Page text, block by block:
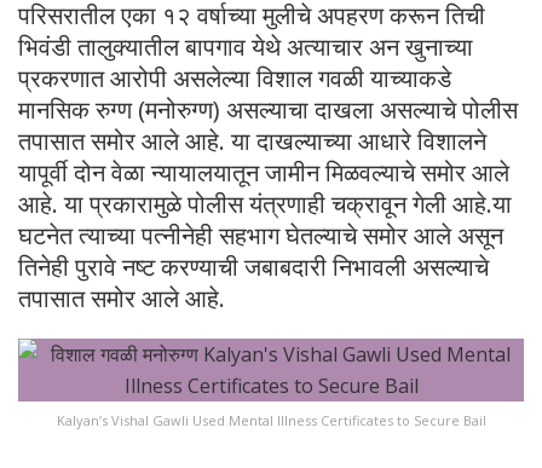
परिसरातील एका १२ वर्षाच्या मुलीचे अपहरण करून तिची
भिवंडी तालुक्यातील बापगाव येथे अत्याचार अन खुनाच्या
प्रकरणात आरोपी असलेल्या विशाल गवळी याच्याकडे
मानसिक रुग्ण (मनोरुग्ण) असल्याचा दाखला असल्याचे पोलीस
तपासात समोर आले आहे. या दाखल्याच्या आधारे विशालने
यापूर्वी दोन वेळा न्यायालयातून जामीन मिळवल्याचे समोर आले
आहे. या प्रकारामुळे पोलीस यंत्रणाही चक्रावून गेली आहे.या
घटनेत त्याच्या पत्नीनेही सहभाग घेतल्याचे समोर आले असून
तिनेही पुरावे नष्ट करण्याची जबाबदारी निभावली असल्याचे
तपासात समोर आले आहे.
Kalyan’s Vishal Gawli Used Mental Illness Certificates to Secure Bail